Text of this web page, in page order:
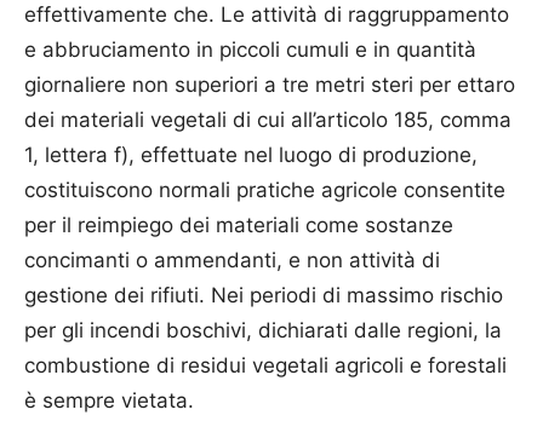
effettivamente che. Le attività di raggruppamento
e abbruciamento in piccoli cumuli e in quantità
giornaliere non superiori a tre metri steri per ettaro
dei materiali vegetali di cui all’articolo 185, comma
1, lettera f), effettuate nel luogo di produzione,
costituiscono normali pratiche agricole consentite
per il reimpiego dei materiali come sostanze
concimanti o ammendanti, e non attività di
gestione dei rifiuti. Nei periodi di massimo rischio
per gli incendi boschivi, dichiarati dalle regioni, la
combustione di residui vegetali agricoli e forestali
è sempre vietata.